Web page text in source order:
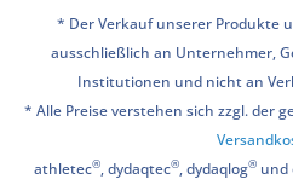
* Der Verkauf unserer Produkte
ausschließlich an Unternehmer,
Institutionen und nicht an
* Alle Preise verstehen sich zzgl. der
athletec®, dydaqtec®, dydaqlog®und